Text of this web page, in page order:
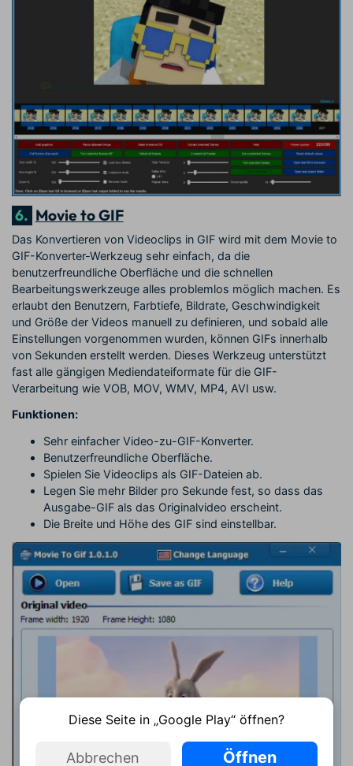
6. Movie to GIF
Das Konvertieren von Videoclips in GIF wird mit dem Movie to
GIF-Konverter-Werkzeug sehr einfach, da die
benutzerfreundliche Oberfläche und die schnellen
Bearbeitungswerkzeuge alles problemlos möglich machen. Es
erlaubt den Benutzern, Farbtiefe, Bildrate, Geschwindigkeit
und Größe der Videos manuell zu definieren, und sobald alle
Einstellungen vorgenommen wurden, können GIFs innerhalb
von Sekunden erstellt werden. Dieses Werkzeug unterstützt
fast alle gängigen Mediendateiformate für die GIF-
Verarbeitung wie VOB, MOV, WMV, MP4, AVI usw.
Funktionen:
Sehr einfacher Video-zu-GIF-Konverter.
Benutzerfreundliche Oberfläche.
Spielen Sie Videoclips als GIF-Dateien ab.
Legen Sie mehr Bilder pro Sekunde fest, so dass das
Ausgabe-GIF als das Originalvideo erscheint.
Die Breite und Höhe des GIF sind einstellbar.
Diese Seite in „Google Play“ öffnen?
Abbrechen Öffnen